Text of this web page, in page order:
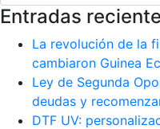
Entradas
La revolución de la
cambiaron Guinea
Ley de Segunda
deudas y
DTF UV: